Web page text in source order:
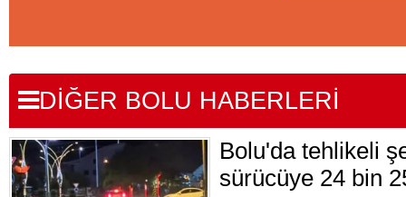
DİĞER BOLU HABERLERİ
Bolu'da tehlikeli
sürücüye 24 bin